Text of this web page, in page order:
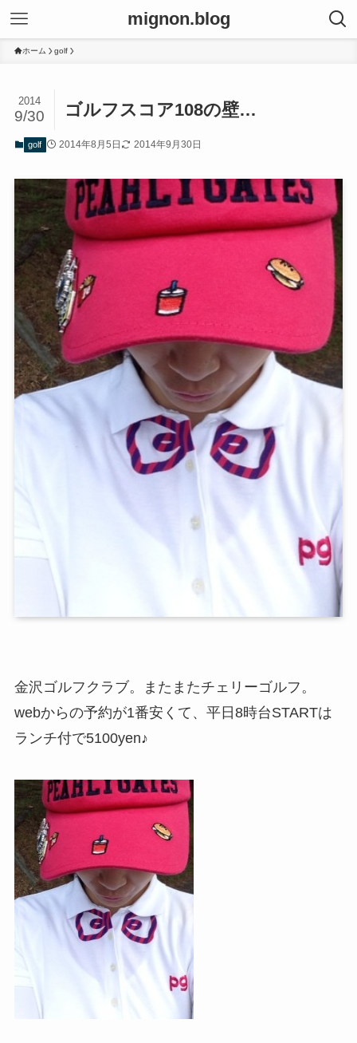
mignon.blog
ホーム golf
ゴルフスコア108の壁…
2014
9/30
golf 2014年8月5日 2014年9月30日
金沢ゴルフクラブ。またまたチェリーゴルフ。
webからの予約が1番安くて、平日8時台STARTは
ランチ付で5100yen♪